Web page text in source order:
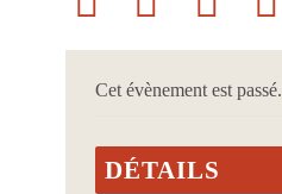
Cet évènement est passé.
DÉTAILS